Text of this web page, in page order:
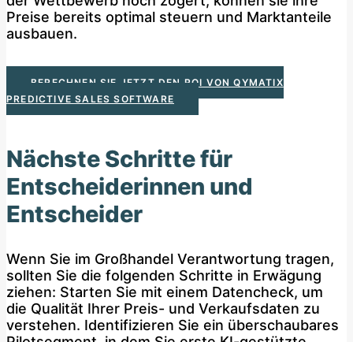
Preise bereits optimal steuern und Marktanteile
ausbauen.
BERECHNEN SIE JETZT DEN ROI VON QYMATIX
PREDICTIVE SALES SOFTWARE
Nächste Schritte für
Entscheiderinnen und
Entscheider
Wenn Sie im Großhandel Verantwortung tragen,
sollten Sie die folgenden Schritte in Erwägung
ziehen: Starten Sie mit einem Datencheck, um
die Qualität Ihrer Preis- und Verkaufsdaten zu
verstehen. Identifizieren Sie ein überschaubares